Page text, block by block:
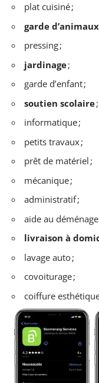
plat cuisiné ;
garde d’animaux
pressing ;
jardinage;
garde d’enfant ;
soutien scolaire;
informatique ;
petits travaux ;
prêt de matériel ;
mécanique ;
administratif ;
aide au
livraison à
lavage auto ;
covoiturage ;
coiffure